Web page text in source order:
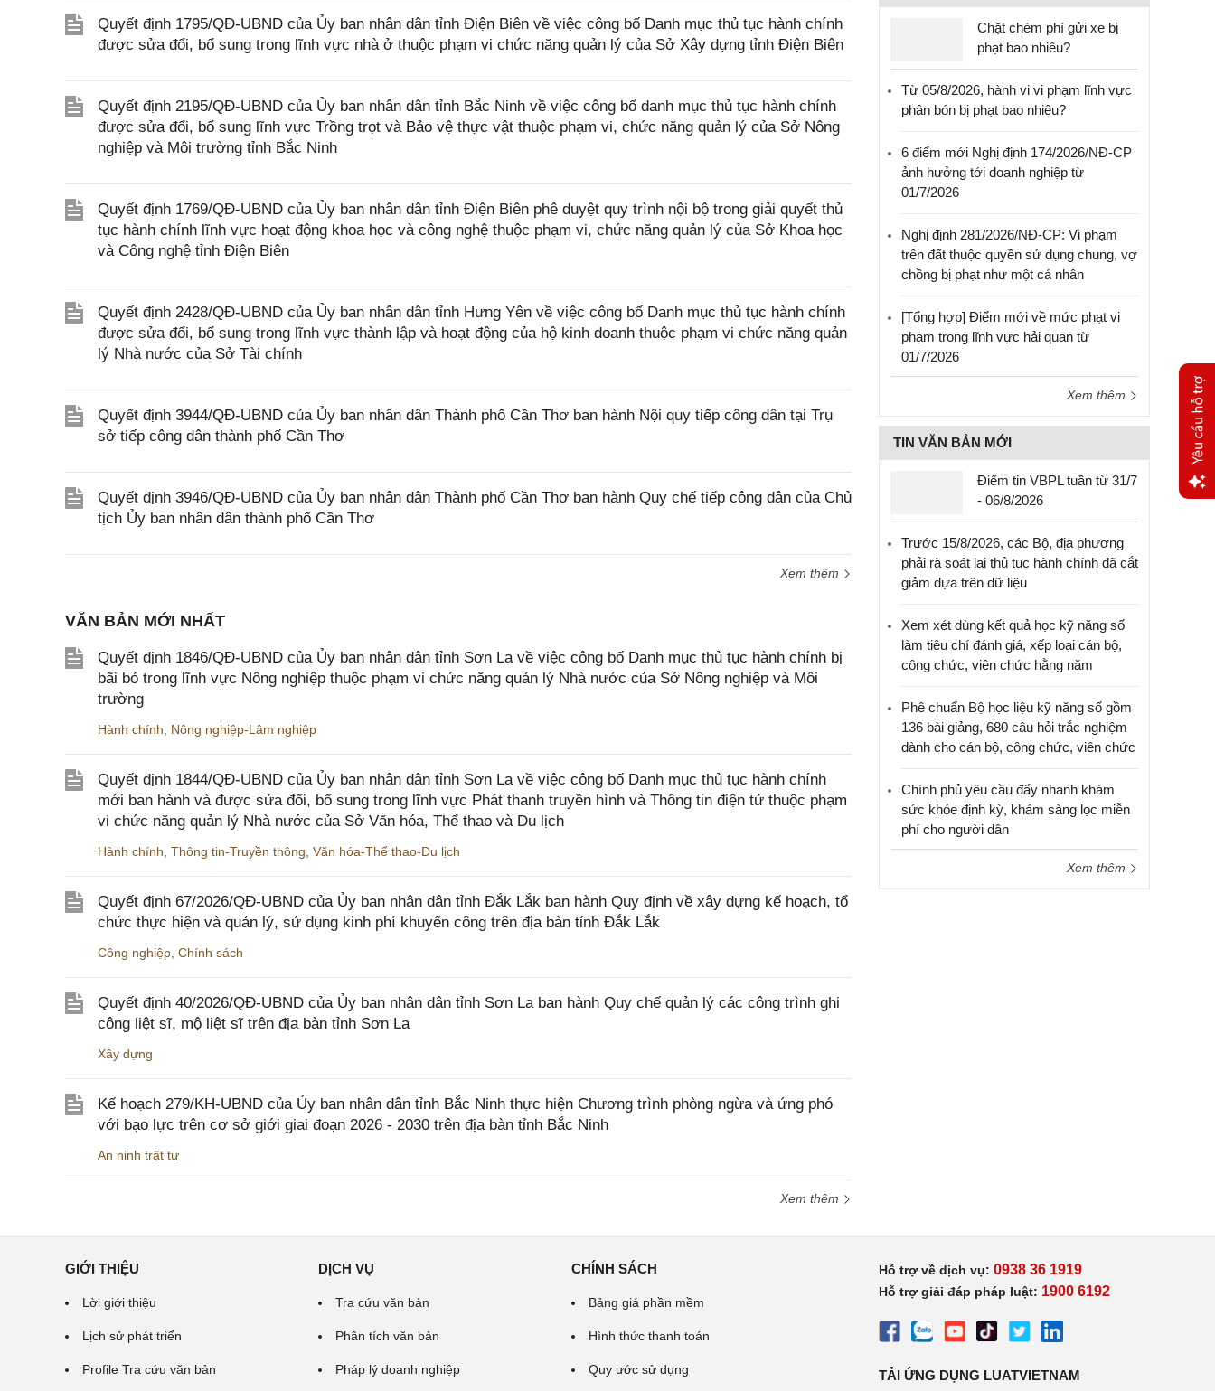
Quyết định 1795/QĐ-UBND của Ủy ban nhân dân tỉnh Điện Biên về việc công bố Danh mục thủ tục hành chính
được sửa đổi, bổ sung trong lĩnh vực nhà ở thuộc phạm vi chức năng quản lý của Sở Xây dựng tỉnh Điện Biên
Quyết định 2195/QĐ-UBND của Ủy ban nhân dân tỉnh Bắc Ninh về việc công bố danh mục thủ tục hành chính
được sửa đổi, bổ sung lĩnh vực Trồng trọt và Bảo vệ thực vật thuộc phạm vi, chức năng quản lý của Sở Nông
nghiệp và Môi trường tỉnh Bắc Ninh
Quyết định 1769/QĐ-UBND của Ủy ban nhân dân tỉnh Điện Biên phê duyệt quy trình nội bộ trong giải quyết thủ
tục hành chính lĩnh vực hoạt động khoa học và công nghệ thuộc phạm vi, chức năng quản lý của Sở Khoa học
và Công nghệ tỉnh Điện Biên
Quyết định 2428/QĐ-UBND của Ủy ban nhân dân tỉnh Hưng Yên về việc công bố Danh mục thủ tục hành chính
được sửa đổi, bổ sung trong lĩnh vực thành lập và hoạt động của hộ kinh doanh thuộc phạm vi chức năng quản
lý Nhà nước của Sở Tài chính
Quyết định 3944/QĐ-UBND của Ủy ban nhân dân Thành phố Cần Thơ ban hành Nội quy tiếp công dân tại Trụ
sở tiếp công dân thành phố Cần Thơ
Quyết định 3946/QĐ-UBND của Ủy ban nhân dân Thành phố Cần Thơ ban hành Quy chế tiếp công dân của Chủ
tịch Ủy ban nhân dân thành phố Cần Thơ
Xem thêm
VĂN BẢN MỚI NHẤT
Quyết định 1846/QĐ-UBND của Ủy ban nhân dân tỉnh Sơn La về việc công bố Danh mục thủ tục hành chính bị
bãi bỏ trong lĩnh vực Nông nghiệp thuộc phạm vi chức năng quản lý Nhà nước của Sở Nông nghiệp và Môi
trường
Hành chính Nông nghiệp-Lâm nghiệp
Quyết định 1844/QĐ-UBND của Ủy ban nhân dân tỉnh Sơn La về việc công bố Danh mục thủ tục hành chính
mới ban hành và được sửa đổi, bổ sung trong lĩnh vực Phát thanh truyền hình và Thông tin điện tử thuộc phạm
vi chức năng quản lý Nhà nước của Sở Văn hóa, Thể thao và Du lịch
Hành chính Thông tin-Truyền thông Văn hóa-Thể thao-Du lịch
Quyết định 67/2026/QĐ-UBND của Ủy ban nhân dân tỉnh Đắk Lắk ban hành Quy định về xây dựng kế hoạch, tổ
chức thực hiện và quản lý, sử dụng kinh phí khuyến công trên địa bàn tỉnh Đắk Lắk
Công nghiệp Chính sách
Quyết định 40/2026/QĐ-UBND của Ủy ban nhân dân tỉnh Sơn La ban hành Quy chế quản lý các công trình ghi
công liệt sĩ, mộ liệt sĩ trên địa bàn tỉnh Sơn La
Xây dựng
Kế hoạch 279/KH-UBND của Ủy ban nhân dân tỉnh Bắc Ninh thực hiện Chương trình phòng ngừa và ứng phó
với bạo lực trên cơ sở giới giai đoạn 2026 - 2030 trên địa bàn tỉnh Bắc Ninh
An ninh trật tự
Xem thêm
Chặt chém phí gửi xe bị
phạt bao nhiêu?
Từ 05/8/2026, hành vi vi phạm lĩnh vực
phân bón bị phạt bao nhiêu?
6 điểm mới Nghị định 174/2026/NĐ-CP
ảnh hưởng tới doanh nghiệp từ
01/7/2026
Nghị định 281/2026/NĐ-CP: Vi phạm
trên đất thuộc quyền sử dụng chung, vợ
chồng bị phạt như một cá nhân
[Tổng hợp] Điểm mới về mức phạt vi
phạm trong lĩnh vực hải quan từ
01/7/2026
Xem thêm
TIN VĂN BẢN MỚI
Điểm tin VBPL tuần từ 31/7
- 06/8/2026
Trước 15/8/2026, các Bộ, địa phương
phải rà soát lại thủ tục hành chính đã cắt
giảm dựa trên dữ liệu
Xem xét dùng kết quả học kỹ năng số
làm tiêu chí đánh giá, xếp loại cán bộ,
công chức, viên chức hằng năm
Phê chuẩn Bộ học liệu kỹ năng số gồm
136 bài giảng, 680 câu hỏi trắc nghiệm
dành cho cán bộ, công chức, viên chức
Chính phủ yêu cầu đẩy nhanh khám
sức khỏe định kỳ, khám sàng lọc miễn
phí cho người dân
Xem thêm
GIỚI THIỆU
Lời giới thiệu
Lịch sử phát triển
Profile Tra cứu văn bản
DỊCH VỤ
Tra cứu văn bản
Phân tích văn bản
Pháp lý doanh nghiệp
CHÍNH SÁCH
Bảng giá phần mềm
Hình thức thanh toán
Quy ước sử dụng
Hỗ trợ về dịch vụ: 0938 36 1919
Hỗ trợ giải đáp pháp luật: 1900 6192
TẢI ỨNG DỤNG LUATVIETNAM